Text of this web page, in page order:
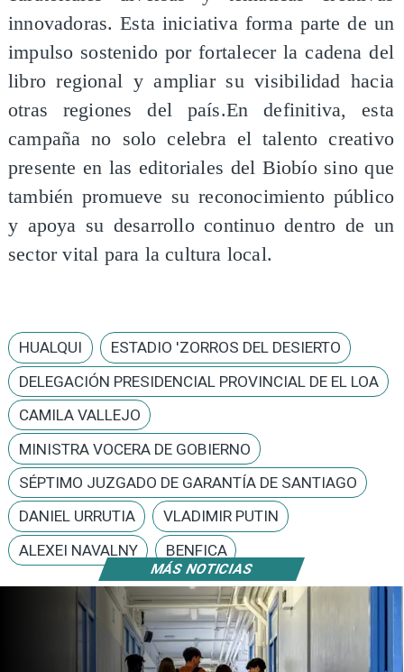
MÁS NOTICIAS
innovadoras. Esta iniciativa forma parte de un
impulso sostenido por fortalecer la cadena del
libro regional y ampliar su visibilidad hacia
otras regiones del país.En definitiva, esta
campaña no solo celebra el talento creativo
presente en las editoriales del Biobío sino que
también promueve su reconocimiento público
y apoya su desarrollo continuo dentro de un
sector vital para la cultura local.
HUALQUI
ESTADIO 'ZORROS DEL DESIERTO
DELEGACIÓN PRESIDENCIAL PROVINCIAL DE EL LOA
CAMILA VALLEJO
MINISTRA VOCERA DE GOBIERNO
SÉPTIMO JUZGADO DE GARANTÍA DE SANTIAGO
DANIEL URRUTIA
VLADIMIR PUTIN
ALEXEI NAVALNY
BENFICA